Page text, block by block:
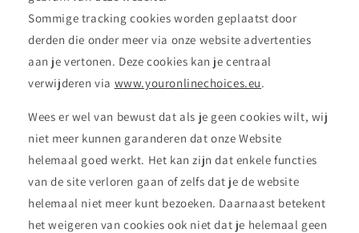
Sommige tracking cookies worden geplaatst door
derden die onder meer via onze website advertenties
aan je vertonen. Deze cookies kan je centraal
verwijderen via www.youronlinechoices.eu.
Wees er wel van bewust dat als je geen cookies wilt, wij
niet meer kunnen garanderen dat onze Website
helemaal goed werkt. Het kan zijn dat enkele functies
van de site verloren gaan of zelfs dat je de website
helemaal niet meer kunt bezoeken. Daarnaast betekent
het weigeren van cookies ook niet dat je helemaal geen